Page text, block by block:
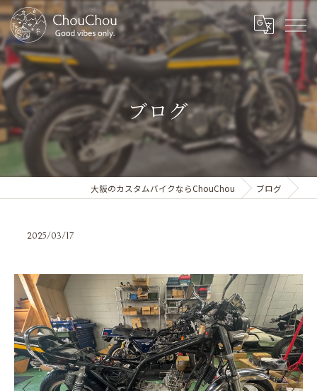
ブログ
大阪のカスタムバイクならChouChou ブログ
2025/03/17